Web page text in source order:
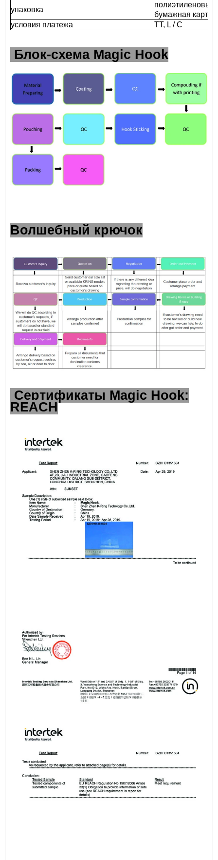
упаковка
полиэтиленовый
бумажная
условия платежа
TT, L / C
Блок-схема Magic Hook
Волшебный крючок
Сертификаты Magic Hook:
REACH